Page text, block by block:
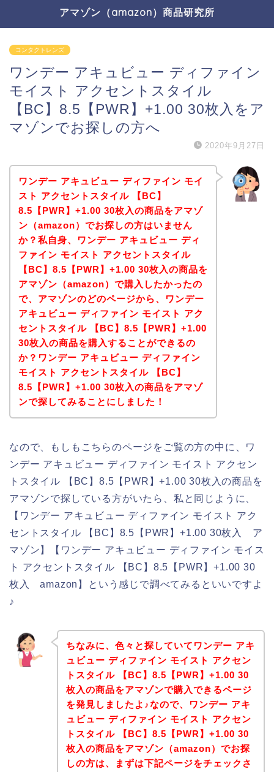
アマゾン（amazon）商品研究所
コンタクトレンズ
ワンデー アキュビュー ディファイン
モイスト アクセントスタイル
【BC】8.5【PWR】+1.00 30枚入をア
マゾンでお探しの方へ
2020年9月27日
ワンデー アキュビュー ディファイン モイ
スト アクセントスタイル 【BC】
8.5【PWR】+1.00 30枚入の商品をアマゾ
ン（amazon）でお探しの方はいません
か？私自身、ワンデー アキュビュー ディ
ファイン モイスト アクセントスタイル
【BC】8.5【PWR】+1.00 30枚入の商品を
アマゾン（amazon）で購入したかったの
で、アマゾンのどのページから、ワンデー
アキュビュー ディファイン モイスト アク
セントスタイル 【BC】8.5【PWR】+1.00
30枚入の商品を購入することができるの
か？ワンデー アキュビュー ディファイン
モイスト アクセントスタイル 【BC】
8.5【PWR】+1.00 30枚入の商品をアマゾ
ンで探してみることにしました！
なので、もしもこちらのページをご覧の方の中に、ワ
ンデー アキュビュー ディファイン モイスト アクセン
トスタイル 【BC】8.5【PWR】+1.00 30枚入の商品を
アマゾンで探している方がいたら、私と同じように、
【ワンデー アキュビュー ディファイン モイスト アク
セントスタイル 【BC】8.5【PWR】+1.00 30枚入 ア
マゾン】【ワンデー アキュビュー ディファイン モイス
ト アクセントスタイル 【BC】8.5【PWR】+1.00 30
枚入 amazon】という感じで調べてみるといいですよ
♪
ちなみに、色々と探していてワンデー アキ
ュビュー ディファイン モイスト アクセン
トスタイル 【BC】8.5【PWR】+1.00 30
枚入の商品をアマゾンで購入できるページ
を発見しましたよ♪なので、ワンデー アキ
ュビュー ディファイン モイスト アクセン
トスタイル 【BC】8.5【PWR】+1.00 30
枚入の商品をアマゾン（amazon）でお探
しの方は、まずは下記ページをチェックさ